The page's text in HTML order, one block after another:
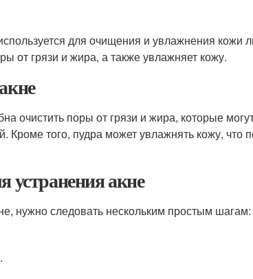
для очищения и увлажнения кожи
от грязи и жира, а также увлажняет кожу.
очистить поры от грязи и жира, которые
Кроме того, пудра может увлажнять кожу, что
устранения акне
нужно следовать нескольким простым шагам: